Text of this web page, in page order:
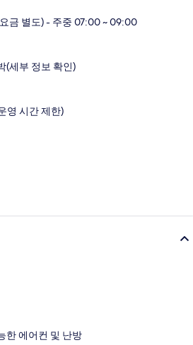
금 별도) - 주중 07:00 ~ 09:00
(세부 정보 확인)
영 시간 제한)
한 에어컨 및 난방